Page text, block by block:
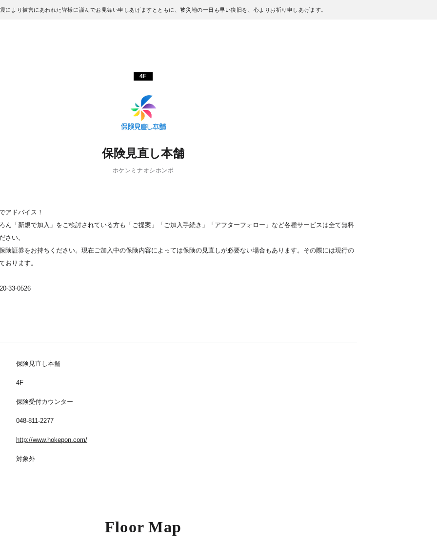
により被害にあわれた皆様に謹んでお見舞い申しあげますとともに、被災地の一日も早い復旧を、心よりお祈り申しあげます。
4F
保険見直し本舗
ホケンミナオシホンポ
アドバイス！
ん「新規で加入」をご検討されている方も「ご提案」「ご加入手続き」「アフターフォロー」など各種サービスは全て無料
さい。
険証券をお持ちください。現在ご加入中の保険内容によっては保険の見直しが必要ない場合もあります。その際には現行の
おります。
33-0526
保険見直し本舗
4F
保険受付カウンター
048-811-2277
http://www.hokepon.com/
対象外
Floor Map